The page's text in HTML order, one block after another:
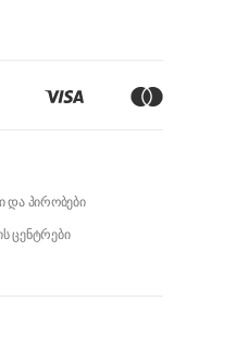
სისტემით.
და მაღალი
მქონე
და პირობები
ცენტრები